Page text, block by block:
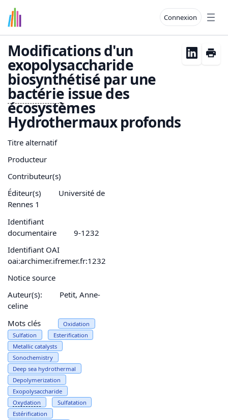
Connexion
Modifications d'un
exopolysaccharide
biosynthétisé par une
bactérie issue des
écosystèmes
Hydrothermaux profonds
Titre alternatif
Producteur
Contributeur(s)
Éditeur(s)
Université de
Rennes 1
Identifiant
documentaire
9-1232
Identifiant OAI
oai:archimer.ifremer.fr:1232
Notice source
Auteur(s):
Petit, Anne-
celine
Mots clés
Oxidation
Sulfation
Esterification
Metallic catalysts
Sonochemistry
Deep sea hydrothermal
Depolymerization
Exopolysaccharide
Oxydation
Sulfatation
Estérification